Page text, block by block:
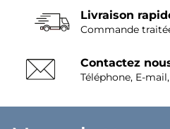
Livraison
Commande
Contactez
Téléphone, E-